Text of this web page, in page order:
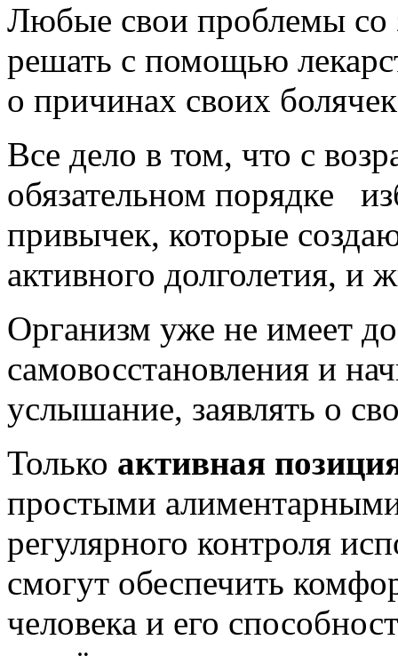
Любые свои проблемы со
решать с помощью
о причинах своих
Все дело в том, что с
обязательном порядке
привычек, которые
активного долголетия, и
Организм уже не имеет
самовосстановления и
услышание, заявлять о
Только активная
простыми
регулярного контроля
смогут обеспечить
человека и его